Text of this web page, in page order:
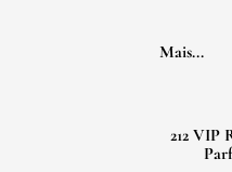
Mais...
212 VIP